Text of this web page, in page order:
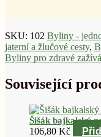
SKU: 102 Byliny -
jaterní a žlučové cesty,
Byliny pro zdravé
Související
Šišák bajkalský
106,80 Kč